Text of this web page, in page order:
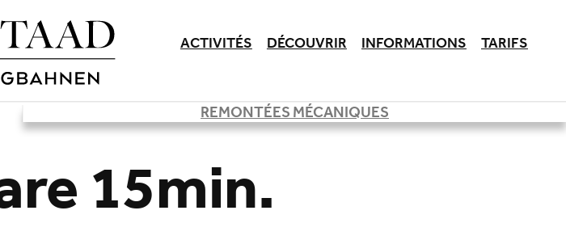
ACTIVITÉS DÉCOUVRIR INFORMATIONS TARIFS
REMONTÉES MÉCANIQUES
15min.